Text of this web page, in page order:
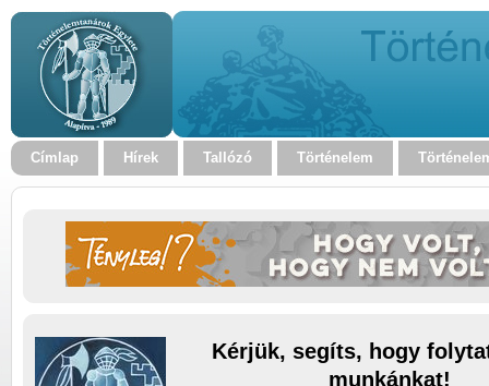
Címlap Hírek Tallózó Történelem
Kérjük, segíts, hogy
munkánkat!